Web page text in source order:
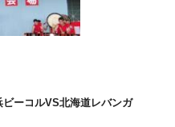
ーコルVS北海道レバンガ